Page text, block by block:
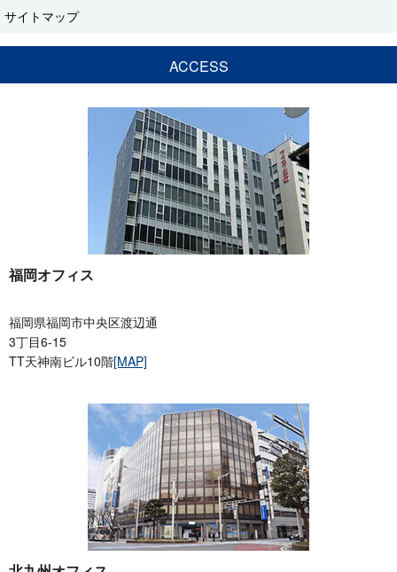
サイトマップ
ACCESS
福岡オフィス
福岡県福岡市中央区渡辺通
3丁目6-15
TT天神南ビル10階[MAP]